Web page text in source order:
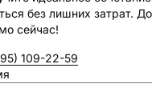
без лишних затрат.
сейчас!
109-22-59